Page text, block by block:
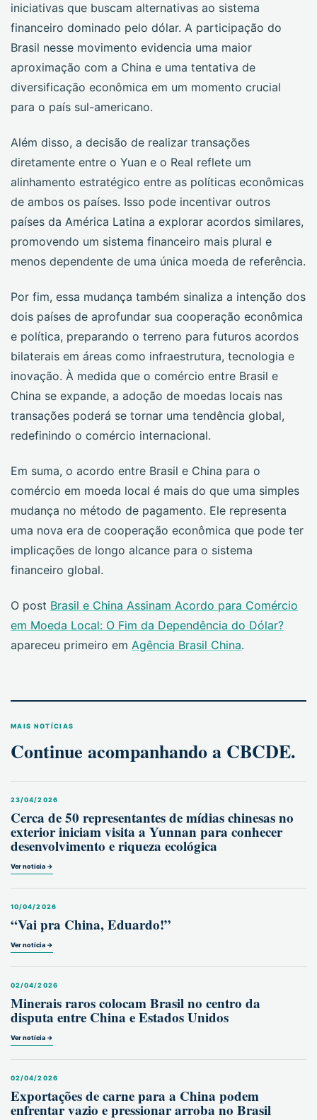
iniciativas que buscam alternativas ao sistema
financeiro dominado pelo dólar. A participação do
Brasil nesse movimento evidencia uma maior
aproximação com a China e uma tentativa de
diversificação econômica em um momento crucial
para o país sul-americano.
Além disso, a decisão de realizar transações
diretamente entre o Yuan e o Real reflete um
alinhamento estratégico entre as políticas econômicas
de ambos os países. Isso pode incentivar outros
países da América Latina a explorar acordos similares,
promovendo um sistema financeiro mais plural e
menos dependente de uma única moeda de referência.
Por fim, essa mudança também sinaliza a intenção dos
dois países de aprofundar sua cooperação econômica
e política, preparando o terreno para futuros acordos
bilaterais em áreas como infraestrutura, tecnologia e
inovação. À medida que o comércio entre Brasil e
China se expande, a adoção de moedas locais nas
transações poderá se tornar uma tendência global,
redefinindo o comércio internacional.
Em suma, o acordo entre Brasil e China para o
comércio em moeda local é mais do que uma simples
mudança no método de pagamento. Ele representa
uma nova era de cooperação econômica que pode ter
implicações de longo alcance para o sistema
financeiro global.
O post Brasil e China Assinam Acordo para Comércio
em Moeda Local: O Fim da Dependência do Dólar?
apareceu primeiro em Agência Brasil China.
MAIS NOTÍCIAS
Continue acompanhando a CBCDE.
23/04/2026
Cerca de 50 representantes de mídias chinesas no
exterior iniciam visita a Yunnan para conhecer
desenvolvimento e riqueza ecológica
Ver notícia →
10/04/2026
“Vai pra China, Eduardo!”
Ver notícia →
02/04/2026
Minerais raros colocam Brasil no centro da
disputa entre China e Estados Unidos
Ver notícia →
02/04/2026
Exportações de carne para a China podem
enfrentar vazio e pressionar arroba no Brasil